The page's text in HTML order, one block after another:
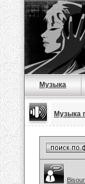
Музыка
Музыка